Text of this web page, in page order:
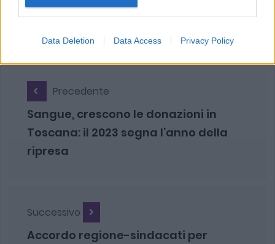
Data Deletion Data Access Privacy Policy
Precedente
Sangue, crescono le donazioni in
Toscana: il 2023 segna l’anno della
ripresa
Successivo
Accordo regione-sindacati per